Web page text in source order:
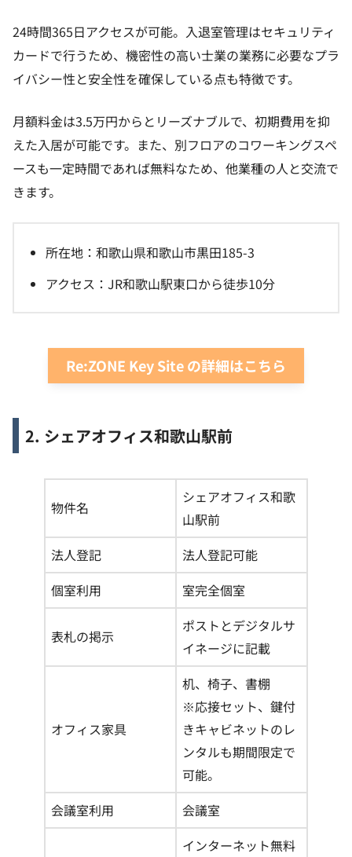
24時間365日アクセスが可能。入退室管理はセキュリティ
カードで行うため、機密性の高い士業の業務に必要なプラ
イバシー性と安全性を確保している点も特徴です。
月額料金は3.5万円からとリーズナブルで、初期費用を抑
えた入居が可能です。また、別フロアのコワーキングスペ
ースも一定時間であれば無料なため、他業種の人と交流で
きます。
所在地：和歌山県和歌山市黒田185-3
アクセス：JR和歌山駅東口から徒歩10分
Re:ZONE Key Site の詳細はこちら
2. シェアオフィス和歌山駅前
物件名
シェアオフィス和歌
山駅前
法人登記
法人登記可能
個室利用
室完全個室
表札の掲示
ポストとデジタルサ
イネージに記載
オフィス家具
机、椅子、書棚
※応接セット、鍵付
きキャビネットのレ
ンタルも期間限定で
可能。
会議室利用
会議室
インターネット無料